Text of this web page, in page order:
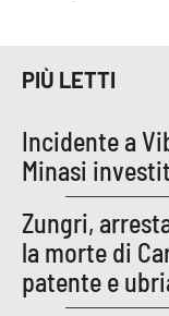
Good Morning
Parchi Marini
Leggendo
PIÙ LETTI
Incidente a
Minasi
Zungri,
la morte di
patente e